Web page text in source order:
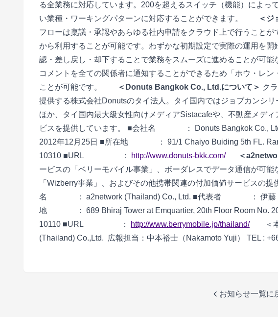
る全業務に対応しています。200を超えるスイッチ（機能）によっ
い業種・ワーキングパターンに対応することができます。
＜ジ
フローは稟議・承認やあらゆる社内申請をクラウド上で行うこと
から利用することが可能です。わずかな初期設定で実際の運用を
認・差し戻し・却下することで業務をスムーズに進めることが可能
コメントを全ての関係者に通知することができるため「ホウ・レ
ことが可能です。
＜Donuts Bangkok Co., Ltd.について＞ ク
提供する株式会社Donutsのタイ法人。タイ国内ではジョブカンシ
ほか、タイ国内最大級女性向けメディアSistacafeや、不動産メデ
ビスを提供しています。 ■会社名 ： Donuts
2012年12月25日 ■所在地 ： 91/1 Chaiyo Buiding 5th FL.
10310 ■URL ：
http://www.donuts-bkk.com/ ＜
ービスの「ベリーモバイル事業」、ボーダレスでデータ通信が可
「Wizberry事業」、およびその他携帯関連の付加価値サービスの
名 ： a2network (Thailand) Co., Ltd. ■代表者 ： 伊
地 ： 689 Bhiraj Tower at Emquartier, 20th Floor Room No.
10110 ■URL ：
http://www.berrymobile.jp/thailand/
＜
(Thailand) Co.,Ltd. 広報担当：中本裕士（Nakamoto Yuji） TEL :
お知らせ一覧に